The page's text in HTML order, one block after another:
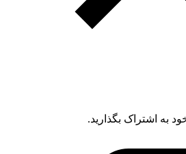
به اشتراک بگذارید.